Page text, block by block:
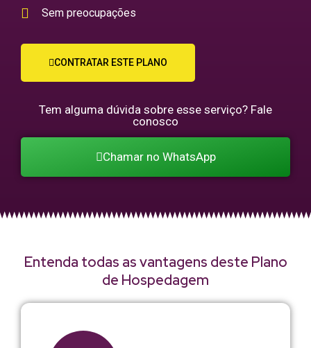
Sem preocupações
CONTRATAR ESTE PLANO
Tem alguma dúvida sobre esse serviço? Fale
conosco
Chamar no WhatsApp
Entenda todas as vantagens deste Plano
de Hospedagem